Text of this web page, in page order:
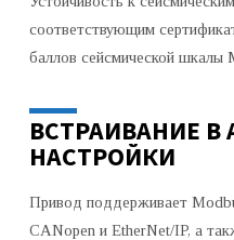
соответствующим
баллов сейсмической шкалы
ВСТРАИВАНИЕ
НАСТРОЙКИ
Привод поддерживает
CANopen и EtherNet/IP, а